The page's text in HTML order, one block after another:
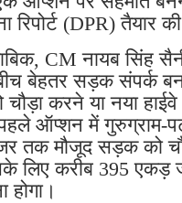
रिपोर्ट (DPR) तैयार
CM नायब सिंह
बेहतर सड़क संपर्क
करने या नया
ऑप्शन में गुरुग्राम-
तक मौजूद सड़क को
लिए करीब 395 एकड़